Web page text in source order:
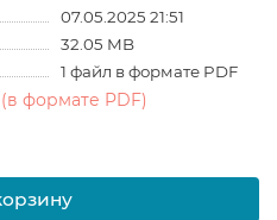
07.05.2025 21:51
32.05 MB
1 файл в формате PDF
формате PDF)